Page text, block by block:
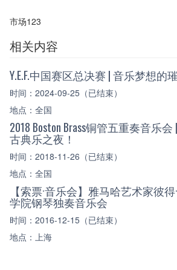
市场123
相关内容
Y.E.F.中国赛区总决赛 | 音乐梦想的
时间：2024-09-25（已结束）
地点：全国
2018 Boston Brass铜管五重奏音乐
古典乐之夜！
时间：2018-11-26（已结束）
地点：全国
【索票·音乐会】雅马哈艺术家彼
学院钢琴独奏音乐会
时间：2016-12-15（已结束）
地点：上海